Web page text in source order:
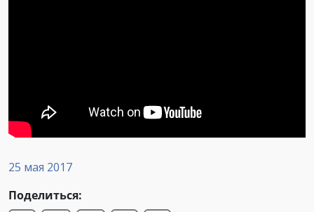
25 мая 2017
Поделиться: